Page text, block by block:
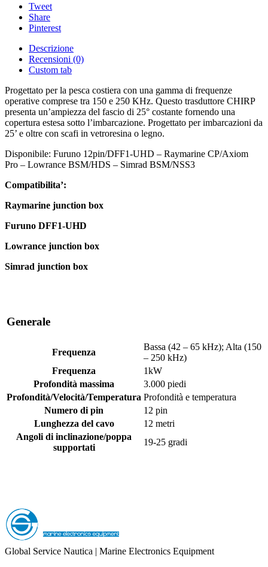
Tweet
Share
Pinterest
Descrizione
Recensioni (0)
Custom tab
Progettato per la pesca costiera con una gamma di frequenze
operative comprese tra 150 e 250 KHz. Questo trasduttore CHIRP
presenta un’ampiezza del fascio di 25° costante fornendo una
copertura estesa sotto l’imbarcazione. Progettato per imbarcazioni da
25’ e oltre con scafi in vetroresina o legno.
Disponibile: Furuno 12pin/DFF1-UHD – Raymarine CP/Axiom
Pro – Lowrance BSM/HDS – Simrad BSM/NSS3
Compatibilita’:
Raymarine junction box
Furuno DFF1-UHD
Lowrance junction box
Simrad junction box
Generale
Frequenza
Bassa (42 – 65 kHz); Alta (150
– 250 kHz)
Frequenza
1kW
Profondità massima
3.000 piedi
Profondità/Velocità/Temperatura Profondità e temperatura
Numero di pin
12 pin
Lunghezza del cavo
12 metri
Angoli di inclinazione/poppa
supportati
19-25 gradi
Global Service Nautica | Marine Electronics Equipment